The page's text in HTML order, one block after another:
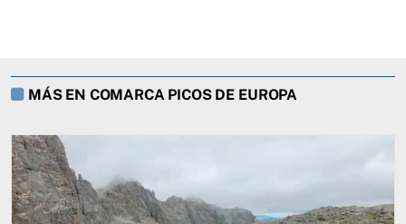
MÁS EN COMARCA PICOS DE EUROPA